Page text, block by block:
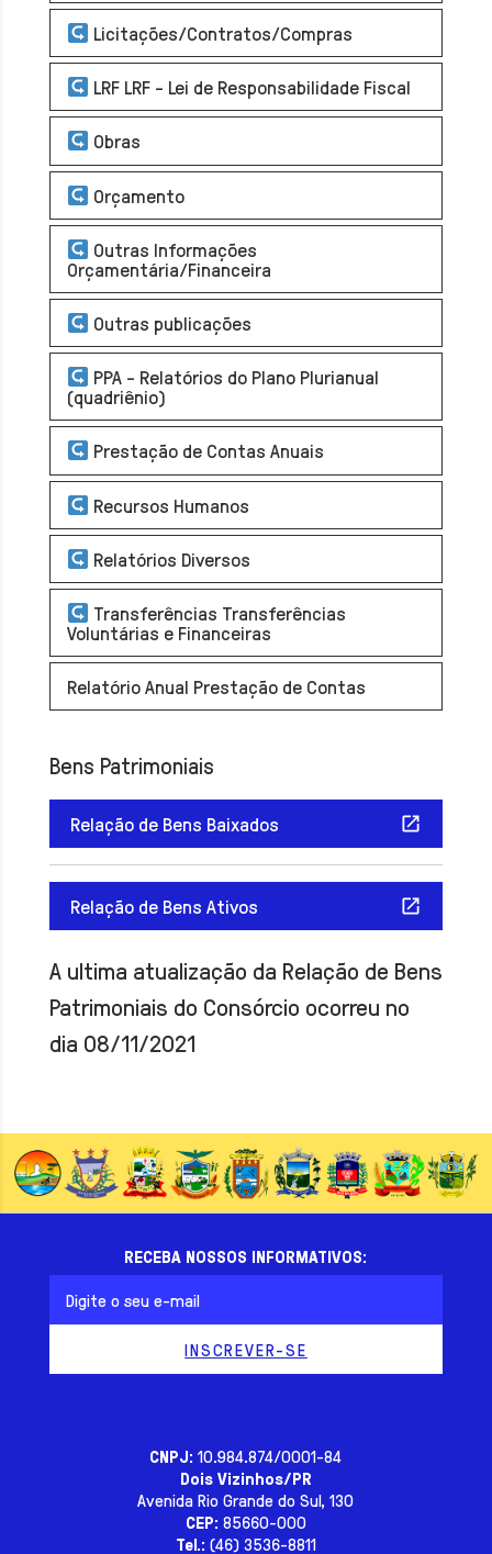
Licitações/Contratos/Compras
LRF LRF - Lei de Responsabilidade Fiscal
Obras
Orçamento
Outras Informações
Orçamentária/Financeira
Outras publicações
PPA - Relatórios do Plano Plurianual
(quadriênio)
Prestação de Contas Anuais
Recursos Humanos
Relatórios Diversos
Transferências Transferências
Voluntárias e Financeiras
Relatório Anual Prestação de Contas
Bens Patrimoniais
Relação de Bens Baixados
Relação de Bens Ativos
A ultima atualização da Relação de Bens
Patrimoniais do Consórcio ocorreu no
dia 08/11/2021
RECEBA NOSSOS INFORMATIVOS:
CNPJ: 10.984.874/0001-84
Dois Vizinhos/PR
Avenida Rio Grande do Sul, 130
CEP: 85660-000
Tel.: (46) 3536-8811